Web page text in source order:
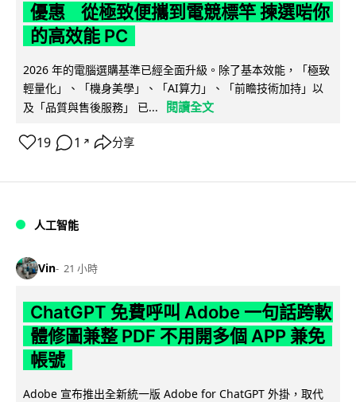
優惠 從極致便攜到電競標竿 揀選啱你
的高效能 PC
2026 年的電腦選購基準已經全面升級。除了基本效能，「極致
輕量化」、「機身美學」、「AI算力」、「前瞻技術加持」以
及「品質與售後服務」 已...
閱讀全文
19 1 ↗ 分享
人工智能
Vin 21 小時
ChatGPT 免費呼叫 Adobe 一句話跨軟
體修圖兼整 PDF 不用開多個 APP 兼免
帳號
Adobe 宣布推出全新統一版 Adobe for ChatGPT 外掛，取代